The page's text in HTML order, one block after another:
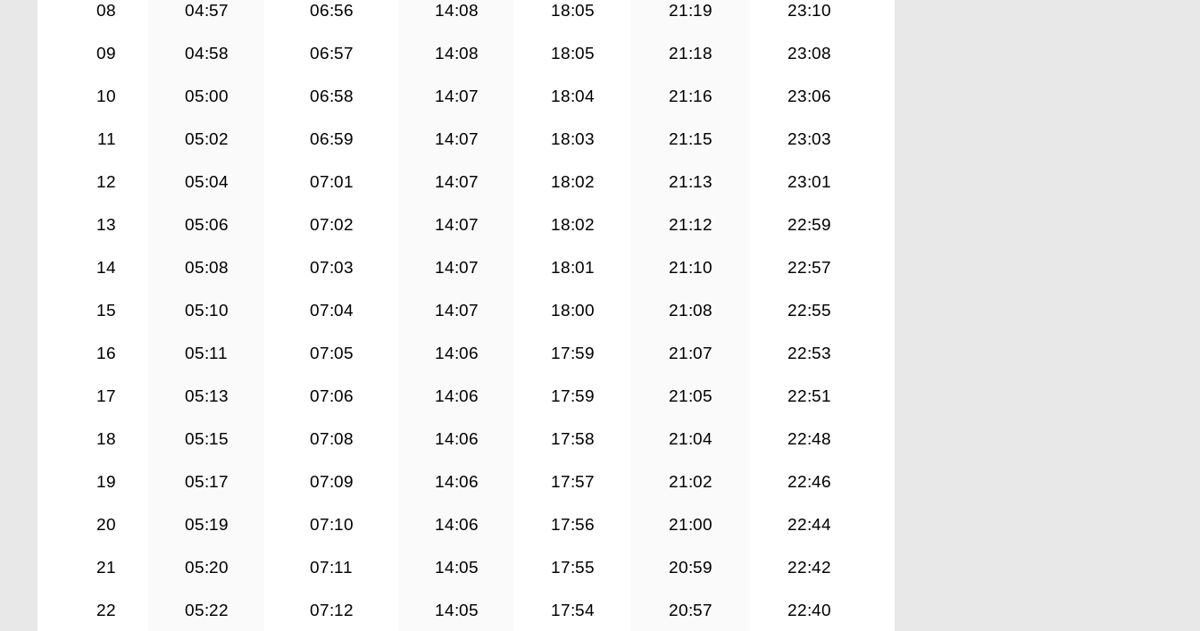
08 04:57 06:56 14:08 18:05 21:19 23:10
09 04:58 06:57 14:08 18:05 21:18 23:08
10 05:00 06:58 14:07 18:04 21:16 23:06
11 05:02 06:59 14:07 18:03 21:15 23:03
12 05:04 07:01 14:07 18:02 21:13 23:01
13 05:06 07:02 14:07 18:02 21:12 22:59
14 05:08 07:03 14:07 18:01 21:10 22:57
15 05:10 07:04 14:07 18:00 21:08 22:55
16 05:11 07:05 14:06 17:59 21:07 22:53
17 05:13 07:06 14:06 17:59 21:05 22:51
18 05:15 07:08 14:06 17:58 21:04 22:48
19 05:17 07:09 14:06 17:57 21:02 22:46
20 05:19 07:10 14:06 17:56 21:00 22:44
21 05:20 07:11 14:05 17:55 20:59 22:42
22 05:22 07:12 14:05 17:54 20:57 22:40